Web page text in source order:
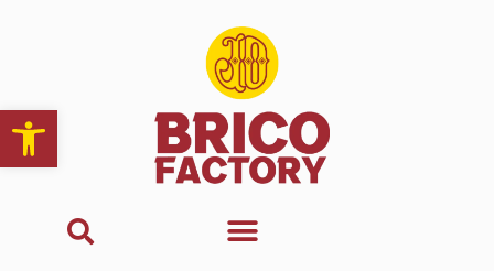
Abrir barra de herramientas